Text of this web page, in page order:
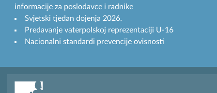
informacije za poslodavce i radnike
Svjetski tjedan dojenja 2026.
Predavanje vaterpolskoj reprezentaciji U-16
Nacionalni standardi prevencije ovisnosti